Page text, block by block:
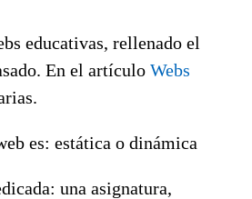
educativas, rellenado el
En el artículo Webs
es: estática o dinámica
una asignatura,